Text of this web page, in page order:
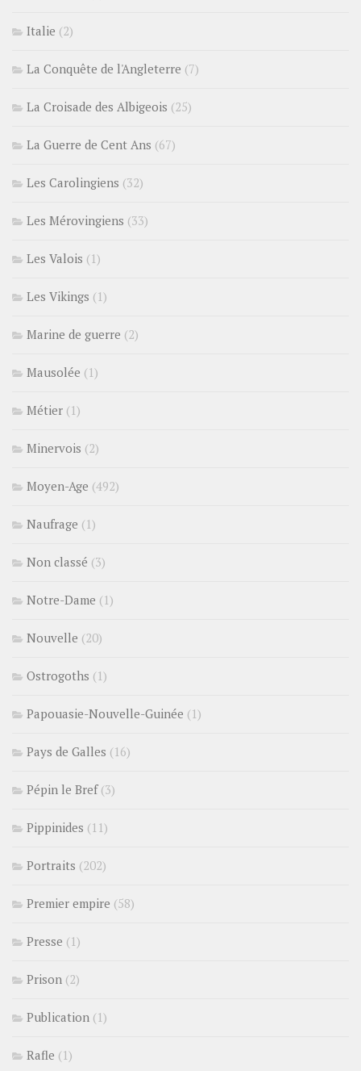
Italie (2)
La Conquête de l'Angleterre (7)
La Croisade des Albigeois (25)
La Guerre de Cent Ans (67)
Les Carolingiens (32)
Les Mérovingiens (33)
Les Valois (1)
Les Vikings (1)
Marine de guerre (2)
Mausolée (1)
Métier (1)
Minervois (2)
Moyen-Age (492)
Naufrage (1)
Non classé (3)
Notre-Dame (1)
Nouvelle (20)
Ostrogoths (1)
Papouasie-Nouvelle-Guinée (1)
Pays de Galles (16)
Pépin le Bref(3)
Pippinides (11)
Portraits (202)
Premier empire (58)
Presse (1)
Prison (2)
Publication (1)
Rafle (1)